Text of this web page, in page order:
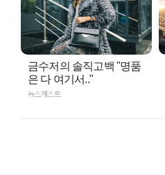
금수저의 솔직고백 "명품
은 다 여기서.."
뉴스캐스트